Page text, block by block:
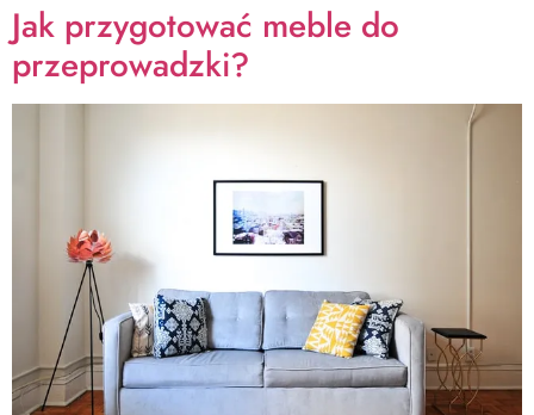
Jak przygotować meble do
przeprowadzki?